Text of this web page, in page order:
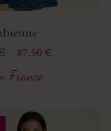
87,50 €
France